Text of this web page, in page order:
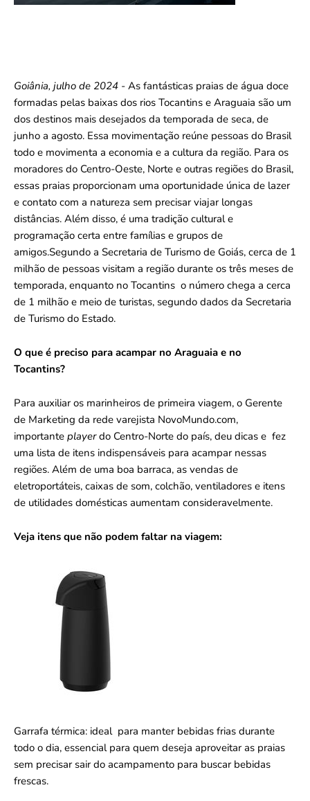
Goiânia, julho de 2024 - As fantásticas praias de água doce
formadas pelas baixas dos rios Tocantins e Araguaia são um
dos destinos mais desejados da temporada de seca, de
junho a agosto. Essa movimentação reúne pessoas do Brasil
todo e movimenta a economia e a cultura da região. Para os
moradores do Centro-Oeste, Norte e outras regiões do Brasil,
essas praias proporcionam uma oportunidade única de lazer
e contato com a natureza sem precisar viajar longas
distâncias. Além disso, é uma tradição cultural e
programação certa entre famílias e grupos de
amigos.Segundo a Secretaria de Turismo de Goiás, cerca de 1
milhão de pessoas visitam a região durante os três meses de
temporada, enquanto no Tocantins o número chega a cerca
de 1 milhão e meio de turistas, segundo dados da Secretaria
de Turismo do Estado.
O que é preciso para acampar no Araguaia e no
Tocantins?
Para auxiliar os marinheiros de primeira viagem, o Gerente
de Marketing da rede varejista NovoMundo.com,
importante player do Centro-Norte do país, deu dicas e fez
uma lista de itens indispensáveis para acampar nessas
regiões. Além de uma boa barraca, as vendas de
eletroportáteis, caixas de som, colchão, ventiladores e itens
de utilidades domésticas aumentam consideravelmente.
Veja itens que não podem faltar na viagem:
Garrafa térmica: ideal para manter bebidas frias durante
todo o dia, essencial para quem deseja aproveitar as praias
sem precisar sair do acampamento para buscar bebidas
frescas.